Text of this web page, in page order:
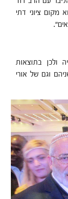
מקום ציוני דתי
ולכן בתוצאות
וגם של אורי